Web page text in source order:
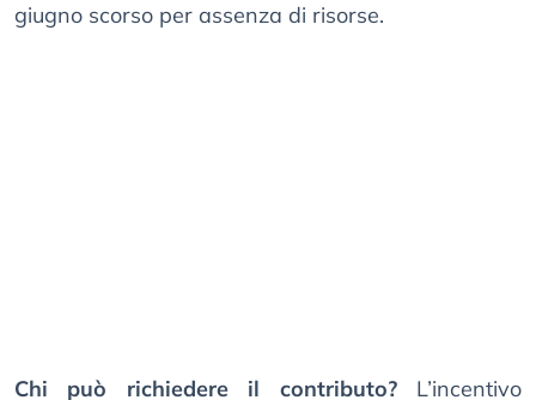
giugno scorso per assenza di risorse.
Chi può richiedere il contributo?L’incentivo